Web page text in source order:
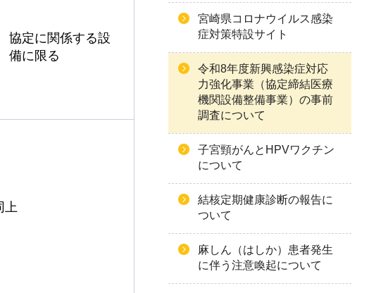
協定に関係する設
備に限る
上
宮崎県コロナウイルス感染
症対策特設サイト
令和8年度新興感染症対応
力強化事業（協定締結医療
機関設備整備事業）の事前
調査について
子宮頸がんとHPVワクチン
について
結核定期健康診断の報告に
ついて
麻しん（はしか）患者発生
に伴う注意喚起について